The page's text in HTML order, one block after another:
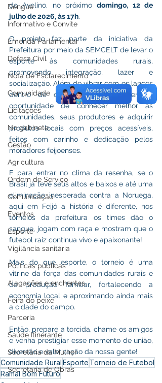
Dengue
Informativo e Convite
Emenda Parlamentar
Defesa Civil
Nota de Esclarecimento
Comunidade
Licitações
No gabinete
Gestão
Agricultura
Ordem de Serviço
Comunicação
Eventos
Esporte
Vigilância sanitária
Políticas públicas
Alagações e enchentes
Feira do peixe
Parceria
Saúde Itinerante
Secretaria da Mulher
Secretaria de Obras
do Avelino, no próximo domingo, 12 de
julho de 2026, às 17h.
O projeto faz parte da iniciativa da
Prefeitura por meio da SEMCELT de levar o
esporte às comunidades rurais,
promovendo integração, lazer e
socialização. Além de vibrar com os lances
dentro de campo, o público terá a
oportunidade de conhecer melhor as
comunidades, seus produtores e adquirir
produtos locais com preços acessíveis,
feitos com carinho e dedicação pelos
moradores feijoenses.
E para entrar no clima da resenha, se o
Brasil já teve seus altos e baixos e até uma
eliminação inesperada contra a Noruega,
aqui em Feijó a história é diferente, nos
torneios da prefeitura os times dão o
sangue, jogam com raça e mostram que o
futebol raiz continua vivo e apaixonante!
Mais do que esporte, o torneio é uma
vitrine da força das comunidades rurais e
da produção familiar, fortalecendo a
economia local e aproximando ainda mais
a cidade do campo.
Então, prepare a torcida, chame os amigos
e venha prestigiar esse momento de união,
diversão e valorização da nossa gente!
Comunidade RuralEsporte Torneio de Futebol
Ramal Bom Futuro